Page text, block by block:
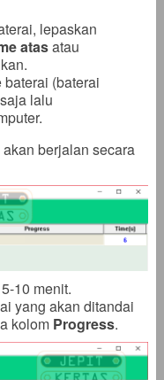
lepaskan
atasatau
(baterai
lalu
berjalan secara
10 menit.
yang akan ditandai
kolom Progress.